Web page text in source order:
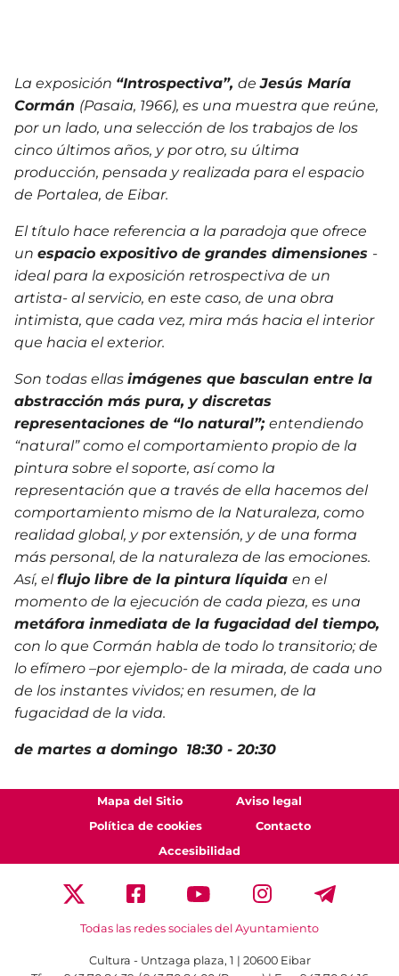
La exposición “Introspectiva”, deJesús María
Cormán (Pasaia, 1966), es una muestra que reúne,
por un lado, una selección de los trabajos de los
cinco últimos años, y por otro, su última
producción, pensada y realizada para el espacio
de Portalea, de Eibar.
El título hace referencia a la paradoja que ofrece
un espacio expositivo de grandes dimensiones -
ideal para la exposición retrospectiva de un
artista- al servicio, en este caso, de una obra
intimista, que cada vez, mira más hacia el interior
que hacia el exterior.
Son todas ellas imágenes que basculan entre la
abstracción más pura, y discretas
representaciones de “lo natural”; entendiendo
“natural” como el comportamiento propio de la
pintura sobre el soporte, así como la
representación que a través de ella hacemos del
comportamiento mismo de la Naturaleza, como
realidad global, y por extensión, y de una forma
más personal, de la naturaleza de las emociones.
Así, elflujo libre de la pintura líquida en el
momento de la ejecución de cada pieza, es una
metáfora inmediata de la fugacidad del tiempo,
con lo que Cormán habla de todo lo transitorio; de
lo efímero –por ejemplo- de la mirada, de cada uno
de los instantes vividos; en resumen, de la
fugacidad de la vida.
de martes a domingo 18:30 - 20:30
Mapa del Sitio
Aviso legal
Política de cookies
Contacto
Accesibilidad
Todas las redes sociales del Ayuntamiento
Cultura - Untzaga plaza, 1 | 20600 Eibar